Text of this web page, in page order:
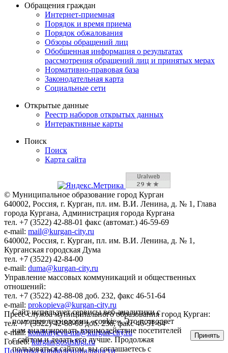
Обращения граждан
Интернет-приемная
Порядок и время приема
Порядок обжалования
Обзоры обращений лиц
Обобщенная информация о результатах
рассмотрения обращений лиц и принятых мерах
Нормативно-правовая база
Законодательная карта
Социальные сети
Открытые данные
Реестр наборов открытых данных
Интерактивные карты
Поиск
Поиск
Карта сайта
© Муниципальное образование город Курган
640002, Россия, г. Курган, пл. им. В.И. Ленина, д. № 1, Глава
города Кургана, Администрация города Кургана
тел. +7 (3522) 42-88-01 факс (автомат.) 46-59-69
e-mail: mail@kurgan-city.ru
640002, Россия, г. Курган, пл. им. В.И. Ленина, д. № 1,
Курганская городская Дума
тел. +7 (3522) 42-84-00
e-mail: duma@kurgan-city.ru
Управление массовых коммуникаций и общественных
отношений:
тел. +7 (3522) 42-88-08 доб. 232, факс 46-51-64
e-mail: prokopieva@kurgan-city.ru
Пресс-служба муниципального образования город Курган:
тел. +7 (3522) 42-88-08 доб. 236, факс 46-51-64
e-mail:kondratyeva-ma@kurgan-city.ru
Госвеб:kurgan.gosuslugi.ru
Политика конфиденциальности
Сайт использует сервисы веб-аналитики с
помощью технологии «cookie». Это позволяет
нам анализировать взаимодействие посетителей
с сайтом и делать его лучше. Продолжая
пользоваться сайтом, вы соглашаетесь с
Принять